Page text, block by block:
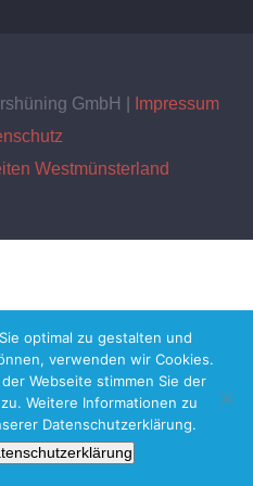
GmbH |
Impressum
Westmünsterland
optimal zu gestalten und
verwenden wir Cookies.
Webseite stimmen Sie der
Weitere Informationen zu
Datenschutzerklärung.